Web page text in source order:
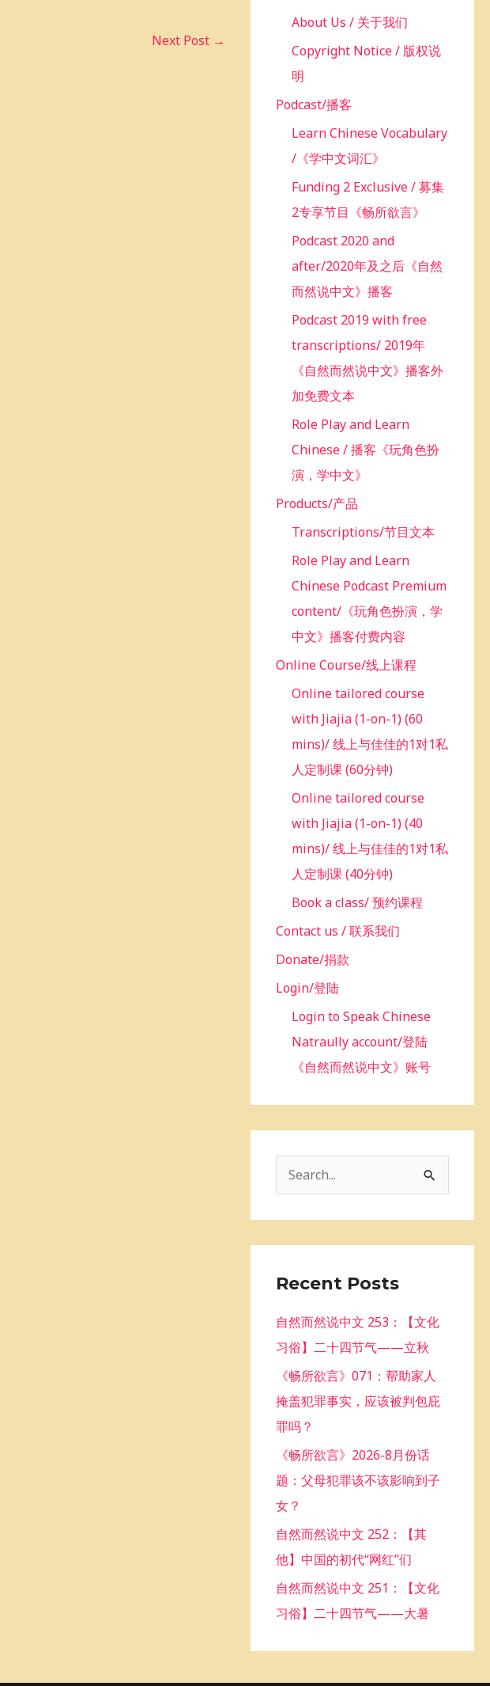
Next Post →
About Us / 关于我们
Copyright Notice / 版权说
明
Podcast/播客
Learn Chinese Vocabulary
/《学中文词汇》
Funding 2 Exclusive / 募集
2专享节目《畅所欲言》
Podcast 2020 and
after/2020年及之后《自然
而然说中文》播客
Podcast 2019 with free
transcriptions/ 2019年
《自然而然说中文》播客外
加免费文本
Role Play and Learn
Chinese / 播客《玩角色扮
演，学中文》
Products/产品
Transcriptions/节目文本
Role Play and Learn
Chinese Podcast Premium
content/《玩角色扮演，学
中文》播客付费内容
Online Course/线上课程
Online tailored course
with Jiajia (1-on-1) (60
mins)/ 线上与佳佳的1对1私
人定制课 (60分钟)
Online tailored course
with Jiajia (1-on-1) (40
mins)/ 线上与佳佳的1对1私
人定制课 (40分钟)
Book a class/ 预约课程
Contact us / 联系我们
Donate/捐款
Login/登陆
Login to Speak Chinese
Natraully account/登陆
《自然而然说中文》账号
c
f
o
:
Recent Posts
自然而然说中文 253：【文化
习俗】二十四节气——立秋
《畅所欲言》071：帮助家人
掩盖犯罪事实，应该被判包庇
罪吗？
《畅所欲言》2026-8月份话
题：父母犯罪该不该影响到子
女？
自然而然说中文 252：【其
他】中国的初代“网红”们
自然而然说中文 251：【文化
习俗】二十四节气——大暑